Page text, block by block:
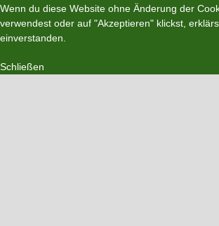
Wenn du diese Website ohne Änderung der
verwendest oder auf "Akzeptieren" klickst,
einverstanden.
Schließen